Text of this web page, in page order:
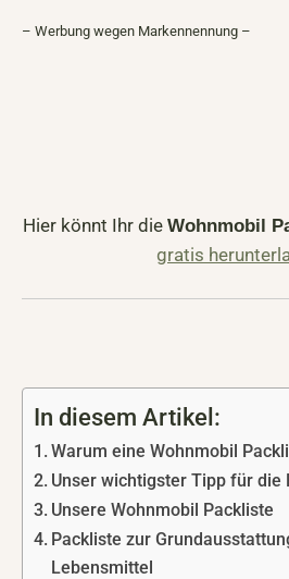
– Werbung wegen Markennennung –
Hier könnt Ihr die Wohnmobil
gratis
In diesem Artikel:
Warum eine Wohnmobil
Unser wichtigster Tipp für die
Unsere Wohnmobil Packliste
Packliste zur
Lebensmittel